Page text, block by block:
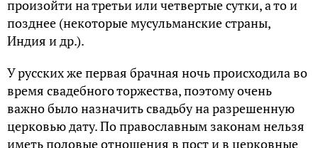
произойти на третьи или четвертые сутки, а то и
позднее (некоторые мусульманские страны,
Индия и др.).
У русских же первая брачная ночь происходила во
время свадебного торжества, поэтому очень
важно было назначить свадьбу на разрешенную
церковью дату. По православным законам нельзя
иметь половые отношения в пост и в церковные